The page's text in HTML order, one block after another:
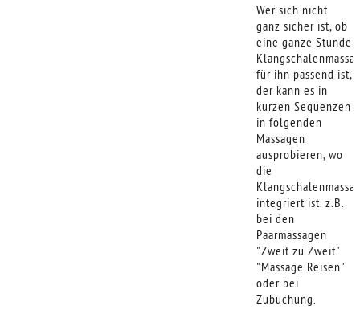
Wer sich nicht
ganz sicher ist, ob
eine ganze Stunde
für ihn passend ist,
der kann es in
kurzen Sequenzen
in folgenden
Massagen
ausprobieren, wo
die
integriert ist. z.B.
bei den
Paarmassagen
"Zweit zu Zweit"
"Massage Reisen"
oder bei
Zubuchung.